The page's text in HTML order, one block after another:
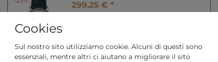
299,25 € *
incl. IVA Spese di spedizione
Cookies
Sul nostro sito utilizziamo cookie. Alcuni di questi sono
essenziali, mentre altri ci aiutano a migliorare il sito